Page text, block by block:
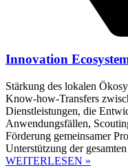
Innovation
Stärkung des lokalen
Know-how-Transfers
Dienstleistungen, die
Anwendungsfällen,
Förderung gemeinsamer
Unterstützung der
WEITERLESEN »